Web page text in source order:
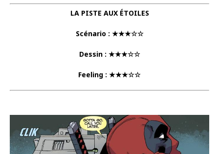
LA PISTE AUX ÉTOILES
Scénario : ★★★☆☆
Dessin : ★★★☆☆
Feeling : ★★★☆☆